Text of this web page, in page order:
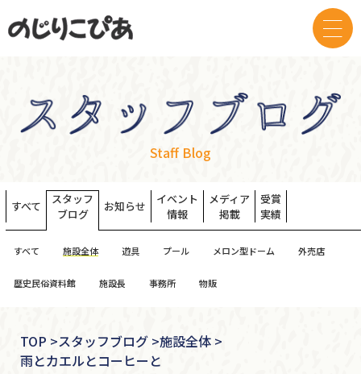
Staff Blog
すべて
スタッフ
ブログ
お知らせ
イベント
情報
メディア
掲載
受賞
実績
すべて 施設全体 遊具 プール メロン型ドーム 外売店
歴史民俗資料館 施設長 事務所 物販
TOP >スタッフブログ >施設全体 >
雨とカエルとコーヒーと